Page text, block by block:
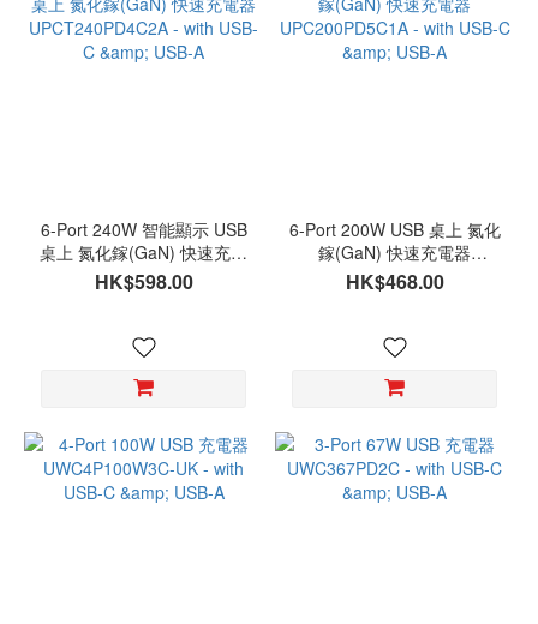
6-Port 240W 智能顯示 USB
桌上 氮化鎵(GaN) 快速充電
器 UPCT240PD4C2A - with
USB-C & USB-A
HK$598.00
6-Port 200W USB 桌上 氮化
鎵(GaN) 快速充電器
UPC200PD5C1A - with
USB-C & USB-A
HK$468.00